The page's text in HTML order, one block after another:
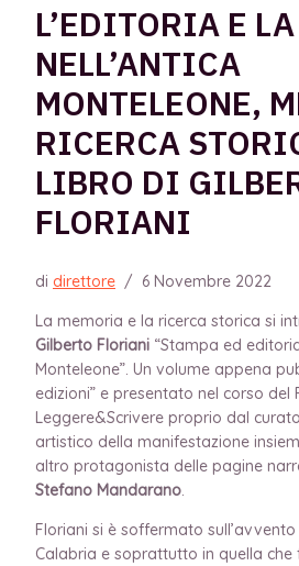
L’EDITORIA E
NELL’ANTICA
MONTELEONE,
RICERCA
LIBRO DI
FLORIANI
di direttore / 6 Novembre 2022
La memoria e la ricerca storica si
Gilberto Floriani “Stampa ed
Monteleone”. Un volume appena
edizioni” e presentato nel corso del
Leggere&Scrivere proprio dal
artistico della manifestazione
altro protagonista delle pagine
Stefano Mandarano.
Floriani si è soffermato
Calabria e soprattutto in quella che